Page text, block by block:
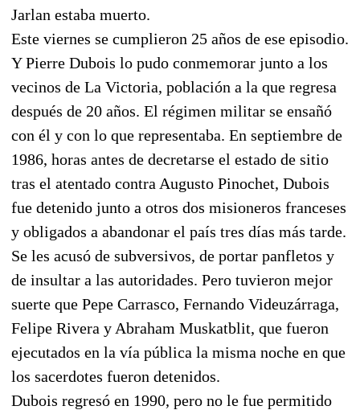
Jarlan estaba muerto.
Este viernes se cumplieron 25 años de ese episodio.
Y Pierre Dubois lo pudo conmemorar junto a los
vecinos de La Victoria, población a la que regresa
después de 20 años. El régimen militar se ensañó
con él y con lo que representaba. En septiembre de
1986, horas antes de decretarse el estado de sitio
tras el atentado contra Augusto Pinochet, Dubois
fue detenido junto a otros dos misioneros franceses
y obligados a abandonar el país tres días más tarde.
Se les acusó de subversivos, de portar panfletos y
de insultar a las autoridades. Pero tuvieron mejor
suerte que Pepe Carrasco, Fernando Videuzárraga,
Felipe Rivera y Abraham Muskatblit, que fueron
ejecutados en la vía pública la misma noche en que
los sacerdotes fueron detenidos.
Dubois regresó en 1990, pero no le fue permitido